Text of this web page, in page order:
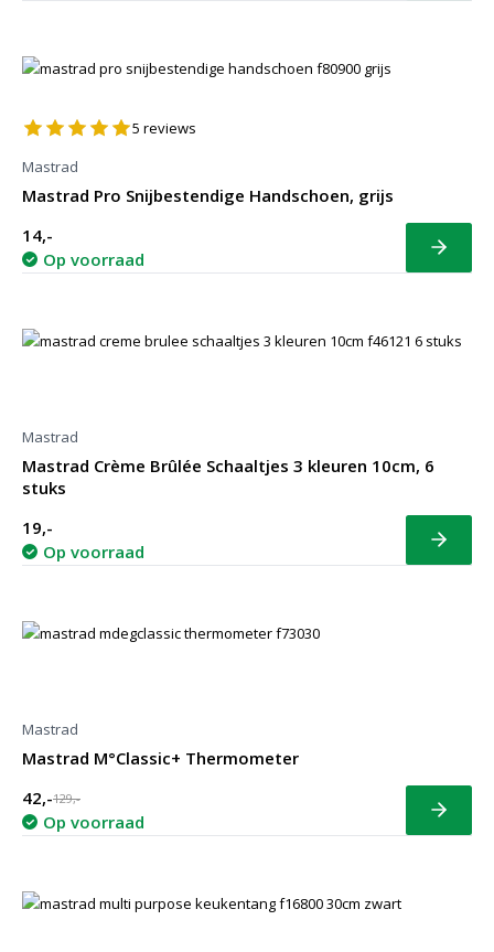
5 reviews
Mastrad
Mastrad Pro Snijbestendige Handschoen, grijs
14,-
Op voorraad
Bekijk
Mastrad
Mastrad Crème Brûlée Schaaltjes 3 kleuren 10cm, 6
stuks
19,-
Op voorraad
Bekijk
Mastrad
Mastrad M°Classic+ Thermometer
42,-129,-
Op voorraad Bekijk